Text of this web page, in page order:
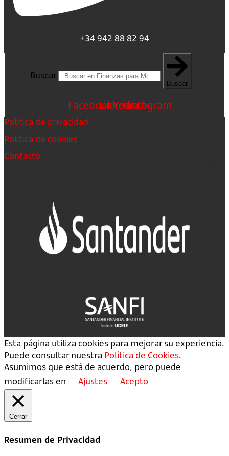
+34 942 88 82 94
Buscar
Buscar
FacebookLinkedin
Youtube
Instagram
Política de privacidad
Política de cookies
Contacto
Esta página utiliza cookies para mejorar su experiencia.
Puede consultar nuestra Política de Cookies.
Asumimos que está de acuerdo, pero puede
modificarlas en
Ajustes Acepto
Cerrar
Resumen de Privacidad